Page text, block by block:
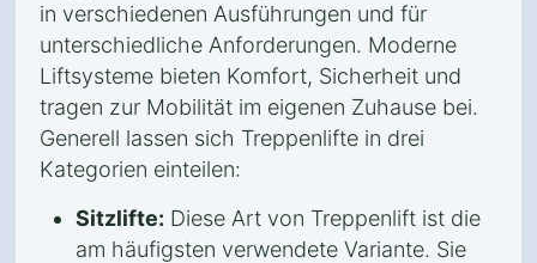
in verschiedenen Ausführungen und für
unterschiedliche Anforderungen. Moderne
Liftsysteme bieten Komfort, Sicherheit und
tragen zur Mobilität im eigenen Zuhause bei.
Generell lassen sich Treppenlifte in drei
Kategorien einteilen:
Sitzlifte: Diese Art von Treppenlift ist die
am häufigsten verwendete Variante. Sie